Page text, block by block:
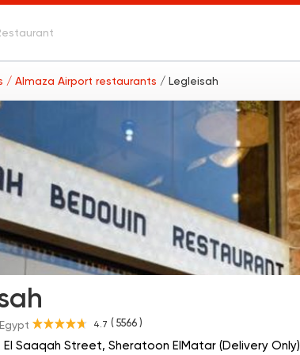
/ Almaza Airport restaurants / Legleisah
4.7 ( 5566 )
El Saaqah Street, Sheratoon ElMatar (Delivery Only)